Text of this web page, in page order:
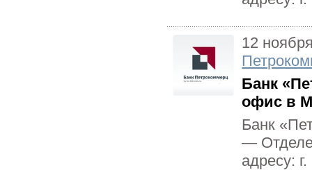
12
Банк
офис в
Банк
—
адресу: